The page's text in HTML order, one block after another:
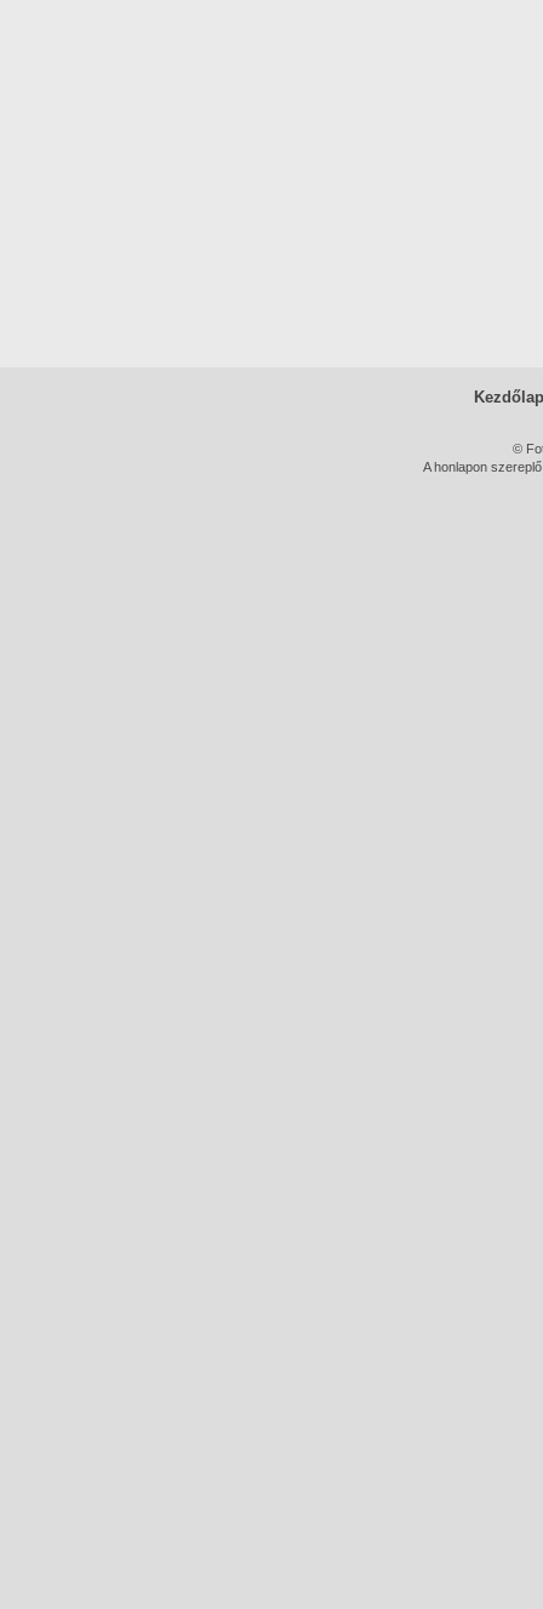
Kezdőlap
©
A honlapon